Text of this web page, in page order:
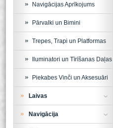
Navigācijas Aprīkojums
Pārvalki un Bimini
Trepes, Trapi un Platformas
Iluminatori un Tīrīšanas Daļas
Piekabes Vinči un Aksesuāri
Laivas
Navigācija